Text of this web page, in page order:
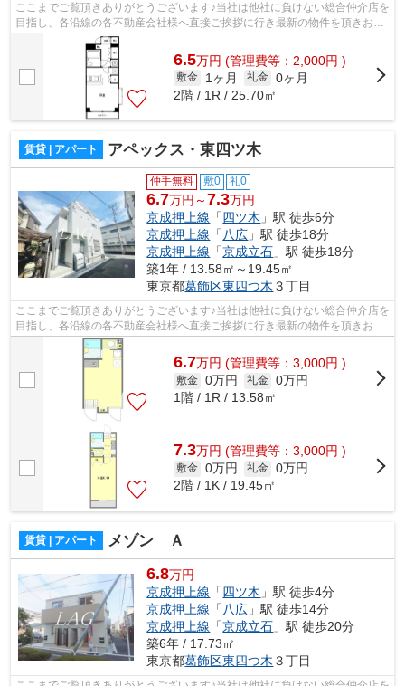
ここまでご覧頂きありがとうございます♪当社は他社に負けない総合仲介店を
目指し、各沿線の各不動産会社様へ直接ご挨拶に行き最新の物件を頂きお客
様へ提供しております！最新の情報は...
6.5万円 (管理費等：2,000円 )
敷金 1ヶ月 礼金 0ヶ月
2階 / 1R / 25.70㎡
賃貸 | アパート アペックス・東四ツ木
仲手無料 敷0 礼0
6.7万円～7.3万円
京成押上線 「四ツ木 」駅 徒歩6分
京成押上線 「 八広 」駅 徒歩18分
京成押上線 「京成立石 」駅 徒歩18分
築1年 / 13.58㎡～19.45㎡
東京都葛飾区東四つ木 ３丁目
ここまでご覧頂きありがとうございます♪当社は他社に負けない総合仲介店を
目指し、各沿線の各不動産会社様へ直接ご挨拶に行き最新の物件を頂きお客
様へ提供しております！最新の情報は...
6.7万円 (管理費等：3,000円 )
敷金 0万円 礼金 0万円
1階 / 1R / 13.58㎡
7.3万円 (管理費等：3,000円 )
敷金 0万円 礼金 0万円
2階 / 1K / 19.45㎡
賃貸 | アパート メゾン Ａ
6.8万円
京成押上線 「四ツ木 」駅 徒歩4分
京成押上線 「 八広 」駅 徒歩14分
京成押上線 「京成立石 」駅 徒歩20分
築6年 / 17.73㎡
東京都葛飾区東四つ木 ３丁目